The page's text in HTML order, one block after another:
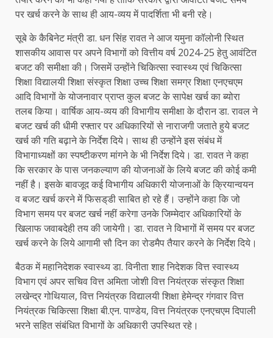
पर खर्च करने के साथ ही आय-व्यय में पादर्शिता भी बनी रहे।
सूबे के कैबिनेट मंत्री डा. धन सिंह रावत ने आज यमुना कॉलोनी स्थित
शासकीय आवास पर अपने विभागों को वित्तीय वर्ष 2024-25 हेतु आवंटित
बजट की समीक्षा की। जिसमें उन्होंने चिकित्सा स्वास्थ्य एवं चिकित्सा
शिक्षा विद्यालयी शिक्षा संस्कृत शिक्षा उच्च शिक्षा समग्र शिक्षा एनएचएम
आदि विभागों के योजनावार प्राप्त कुल बजट के सापेक्ष खर्च का ब्योरा
तलब किया। वार्षिक आय-व्यय की विभागीय समीक्षा के दौरान डा. रावल ने
बजट खर्च की धीमी रफ्तार पर अधिकारियों से नाराजगी जताते हुये बजट
खर्च की गति बढ़ाने के निर्देश दिये। साथ ही उन्होंने इस संबंध में
विभागाध्यक्षों का स्पष्टीकरण मांगने के भी निर्देश दिये। डा. रावत ने कहा
कि सरकार के पास जनकल्याण की योजनाओं के लिये बजट की कोई कमी
नहीं है। इसके बावजूद कई विभागीय अधिकारी योजनाओं के क्रियान्वयन
व बजट खर्च करने में फिसड्‌डी साबित हो रहे हैं। उन्होंने कहा कि जो
विभाग समय पर बजट खर्च नहीं करेगा उनके जिम्मेदार अधिकारियों के
खिलाफ जवाबदेही तय की जायेगी। डा. रावत ने विभागों में समय पर बजट
खर्च करने के लिये आगामी सौ दिन का रोडमैप तैयार करने के निर्देश दिये।
बैठक में महानिदेशक स्वास्थ्य डा. विनीता शाह निदेशक वित्त स्वास्थ्य
विभाग एवं अपर सचिव वित्त अमिता जोशी वित्त नियंत्रक संस्कृत शिक्षा
लखेन्द्र गोथियाल, वित्त नियंत्रक विद्यालयी शिक्षा हेमेन्द्र गंगवार वित्त
नियंत्रक चिकित्सा शिक्षा बी.एन. पाण्डेय, वित्त नियंत्रक एनएचएम दिपाली
भरने सहित संबंधित विभागों के अधिकारी उपस्थित रहे।